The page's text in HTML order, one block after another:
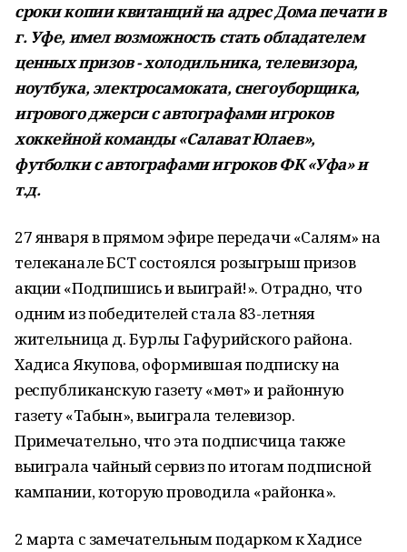
сроки копии квитанций на адрес Дома печати в
г. Уфе, имел возможность стать обладателем
ценных призов - холодильника, телевизора,
ноутбука, электросамоката, снегоуборщика,
игрового джерси с автографами игроков
хоккейной команды «Салават Юлаев»,
футболки с автографами игроков ФК «Уфа» и
т.д.
27 января в прямом эфире передачи «Салям» на
телеканале БСТ состоялся розыгрыш призов
акции «Подпишись и выиграй!». Отрадно, что
одним из победителей стала 83-летняя
жительница д. Бурлы Гафурийского района.
Хадиса Якупова, оформившая подписку на
республиканскую газету «Өмөт» и районную
газету «Табын», выиграла телевизор.
Примечательно, что эта подписчица также
выиграла чайный сервиз по итогам подписной
кампании, которую проводила «районка».
2 марта с замечательным подарком к Хадисе